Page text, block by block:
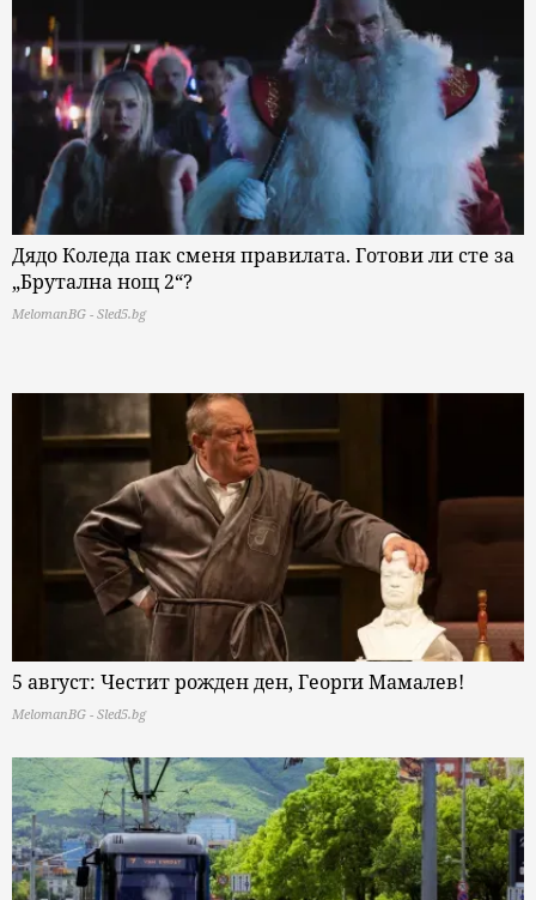
Дядо Коледа пак сменя правилата. Готови ли сте за
„Брутална нощ 2“?
MelomanBG - Sled5.bg
5 август: Честит рожден ден, Георги Мамалев!
MelomanBG - Sled5.bg